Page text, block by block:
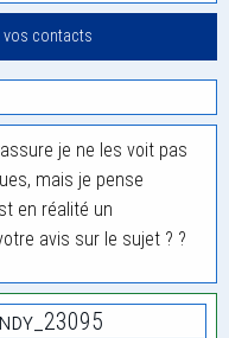
vos contacts
je ne les voit pas
mais je pense
en réalité un
avis sur le sujet ? ?